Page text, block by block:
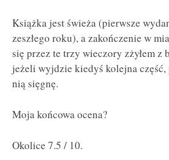
Książka jest świeża (pierwsze
zeszłego roku), a zakończenie w
się przez te trzy wieczory zżyłem z
jeżeli wyjdzie kiedyś kolejna część,
nią sięgnę.
Moja końcowa ocena?
Okolice 7.5 / 10.